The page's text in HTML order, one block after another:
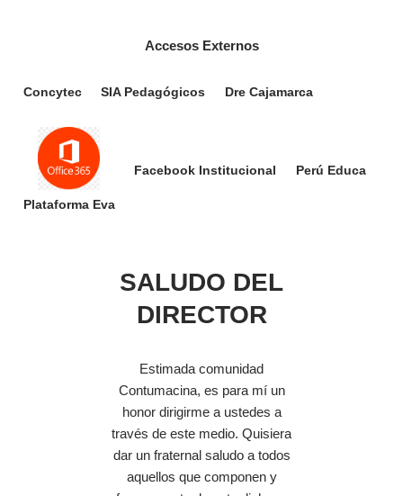
Accesos Externos
Concytec SIA Pedagógicos Dre Cajamarca
Plataforma Eva
Facebook Institucional Perú Educa
SALUDO DEL
DIRECTOR
Estimada comunidad
Contumacina, es para mí un
honor dirigirme a ustedes a
través de este medio. Quisiera
dar un fraternal saludo a todos
aquellos que componen y